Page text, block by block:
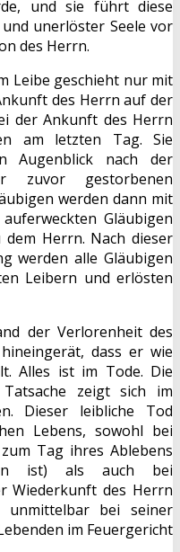
und sie führt diese
unerlöster Seele vor
des Herrn.
Leibe geschieht nur mit
des Herrn auf der
der Ankunft des Herrn
am letzten Tag. Sie
Augenblick nach der
zuvor gestorbenen
werden dann mit
Gläubigen
Herrn. Nach dieser
werden alle Gläubigen
Leibern und erlösten
der Verlorenheit des
dass er wie
Alles ist im Tode. Die
zeigt sich im
Dieser leibliche Tod
Lebens, sowohl bei
Tag ihres Ablebens
ist) als auch bei
Wiederkunft des Herrn
bei seiner
im Feuergericht